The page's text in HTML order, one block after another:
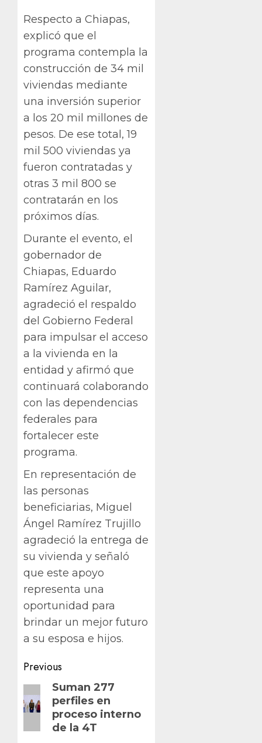
Respecto a Chiapas,
explicó que el
programa contempla la
construcción de 34 mil
viviendas mediante
una inversión superior
a los 20 mil millones de
pesos. De ese total, 19
mil 500 viviendas ya
fueron contratadas y
otras 3 mil 800 se
contratarán en los
próximos días.
Durante el evento, el
gobernador de
Chiapas, Eduardo
Ramírez Aguilar,
agradeció el respaldo
del Gobierno Federal
para impulsar el acceso
a la vivienda en la
entidad y afirmó que
continuará colaborando
con las dependencias
federales para
fortalecer este
programa.
En representación de
las personas
beneficiarias, Miguel
Ángel Ramírez Trujillo
agradeció la entrega de
su vivienda y señaló
que este apoyo
representa una
oportunidad para
brindar un mejor futuro
a su esposa e hijos.
Post
navigation
Previous
Previous
post:
Suman 277
perfiles en
proceso interno
de la 4T